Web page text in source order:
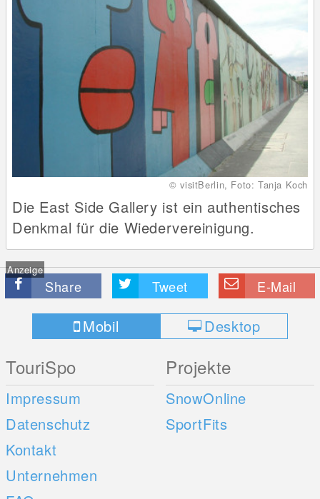
© visitBerlin, Foto: Tanja Koch
Die East Side Gallery ist ein authentisches
Denkmal für die Wiedervereinigung.
Anzeige
Share Tweet E-Mail
Mobil Desktop
TouriSpo
Impressum
Datenschutz
Kontakt
Unternehmen
Projekte
SnowOnline
SportFits